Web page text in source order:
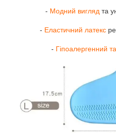
- Модний вигляд та
- Еластичний латекс
- Гіпоалергенний